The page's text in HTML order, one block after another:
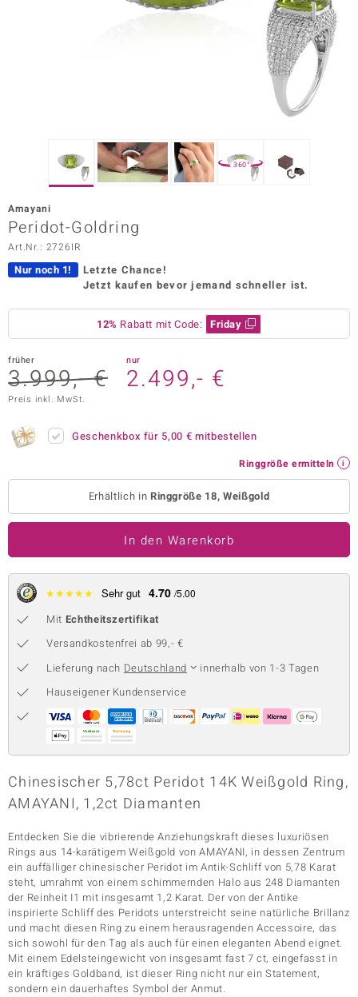
Vogue
Paraíso
Collection
BY DE MELO
Classics
360°
Amayani
Peridot-Goldring
Art.Nr.: 2726IR
Nur noch 1!
Letzte Chance!
Jetzt kaufen bevor jemand schneller ist.
12% Rabatt mit Code: Friday
früher
3.999,- €
nur
2.499,- €
Preis inkl. MwSt.
Geschenkbox für 5,00 € mitbestellen
Ringgröße ermitteln
Erhältlich in Ringgröße 18, Weißgold
In den Warenkorb
★★★★★ Sehr gut 4.70 /5.00
Mit Echtheitszertifikat
Versandkostenfrei ab 99,- €
Lieferung nach Deutschland
innerhalb von 1-3 Tagen
Hauseigener Kundenservice
Chinesischer 5,78ct Peridot 14K Weißgold Ring,
AMAYANI, 1,2ct Diamanten
Entdecken Sie die vibrierende Anziehungskraft dieses luxuriösen
Rings aus 14-karätigem Weißgold von AMAYANI, in dessen Zentrum
ein auffälliger chinesischer Peridot im Antik-Schliff von 5,78 Karat
steht, umrahmt von einem schimmernden Halo aus 248 Diamanten
der Reinheit I1 mit insgesamt 1,2 Karat. Der von der Antike
inspirierte Schliff des Peridots unterstreicht seine natürliche Brillanz
und macht diesen Ring zu einem herausragenden Accessoire, das
sich sowohl für den Tag als auch für einen eleganten Abend eignet.
Mit einem Edelsteingewicht von insgesamt fast 7 ct, eingefasst in
ein kräftiges Goldband, ist dieser Ring nicht nur ein Statement,
sondern ein dauerhaftes Symbol der Anmut.